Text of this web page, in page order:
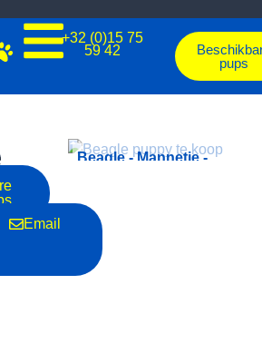
+32 (0)15 75
59 42
pups
Email
-
Beagle - Mannetje -